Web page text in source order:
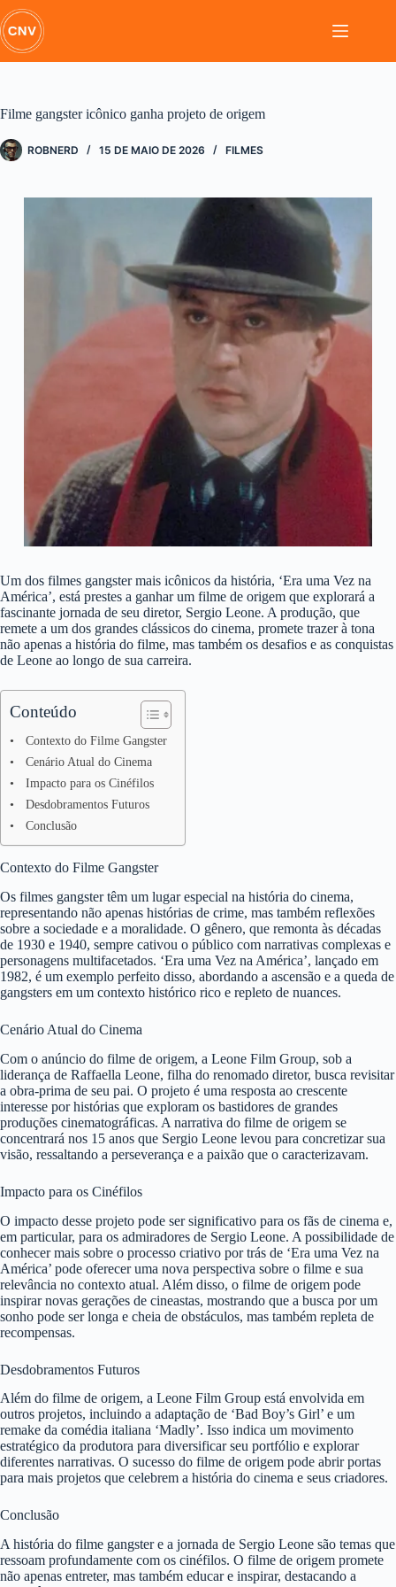
Pular
para
o
conteúdo
Filme gangster icônico ganha projeto de origem
ROBNERD 15 DE MAIO DE 2026 FILMES
Um dos filmes gangster mais icônicos da história, ‘Era uma Vez na
América’, está prestes a ganhar um filme de origem que explorará a
fascinante jornada de seu diretor, Sergio Leone. A produção, que
remete a um dos grandes clássicos do cinema, promete trazer à tona
não apenas a história do filme, mas também os desafios e as conquistas
de Leone ao longo de sua carreira.
Conteúdo
Contexto do Filme Gangster
Cenário Atual do Cinema
Impacto para os Cinéfilos
Desdobramentos Futuros
Conclusão
Contexto do Filme Gangster
Os filmes gangster têm um lugar especial na história do cinema,
representando não apenas histórias de crime, mas também reflexões
sobre a sociedade e a moralidade. O gênero, que remonta às décadas
de 1930 e 1940, sempre cativou o público com narrativas complexas e
personagens multifacetados. ‘Era uma Vez na América’, lançado em
1982, é um exemplo perfeito disso, abordando a ascensão e a queda de
gangsters em um contexto histórico rico e repleto de nuances.
Cenário Atual do Cinema
Com o anúncio do filme de origem, a Leone Film Group, sob a
liderança de Raffaella Leone, filha do renomado diretor, busca revisitar
a obra-prima de seu pai. O projeto é uma resposta ao crescente
interesse por histórias que exploram os bastidores de grandes
produções cinematográficas. A narrativa do filme de origem se
concentrará nos 15 anos que Sergio Leone levou para concretizar sua
visão, ressaltando a perseverança e a paixão que o caracterizavam.
Impacto para os Cinéfilos
O impacto desse projeto pode ser significativo para os fãs de cinema e,
em particular, para os admiradores de Sergio Leone. A possibilidade de
conhecer mais sobre o processo criativo por trás de ‘Era uma Vez na
América’ pode oferecer uma nova perspectiva sobre o filme e sua
relevância no contexto atual. Além disso, o filme de origem pode
inspirar novas gerações de cineastas, mostrando que a busca por um
sonho pode ser longa e cheia de obstáculos, mas também repleta de
recompensas.
Desdobramentos Futuros
Além do filme de origem, a Leone Film Group está envolvida em
outros projetos, incluindo a adaptação de ‘Bad Boy’s Girl’ e um
remake da comédia italiana ‘Madly’. Isso indica um movimento
estratégico da produtora para diversificar seu portfólio e explorar
diferentes narrativas. O sucesso do filme de origem pode abrir portas
para mais projetos que celebrem a história do cinema e seus criadores.
Conclusão
A história do filme gangster e a jornada de Sergio Leone são temas que
ressoam profundamente com os cinéfilos. O filme de origem promete
não apenas entreter, mas também educar e inspirar, destacando a